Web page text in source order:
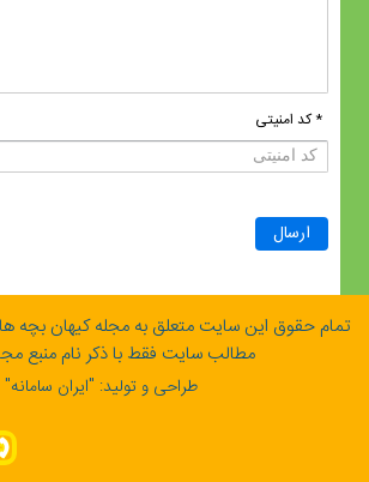
* کد امنیتی
تمام حقوق این سایت متعلق به مجله کیهان بچه
مطالب سایت فقط با ذکر نام منبع
طراحی و تولید: "ایران سامانه"